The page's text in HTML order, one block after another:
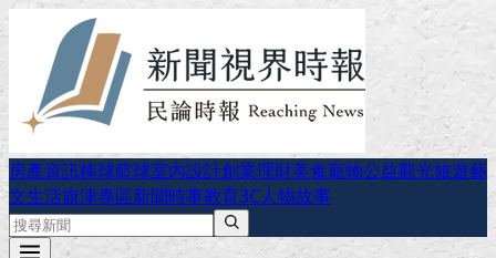
房產資訊棒球籃球室內設計創業理財美食寵物公益觀光旅遊藝
文生活旗津專區新聞時事教育3C人物故事